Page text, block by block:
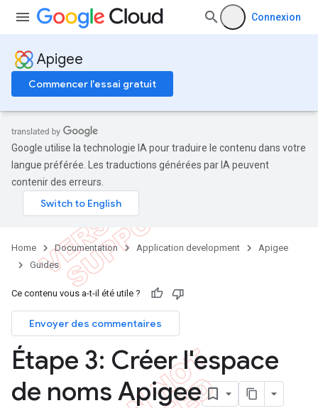
Connexion
Apigee
Commencer l'essai gratuit
Google utilise la technologie IA pour traduire le contenu dans votre
langue préférée. Les traductions générées par IA peuvent
contenir des erreurs.
Home Documentation Application development
Apigee
Guides
Ce contenu vous a-t-il été utile ?
Envoyer des commentaires
Étape 3: Créer l'espace
de noms Apigee